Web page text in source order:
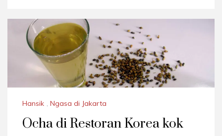
Hansik , Ngasa di Jakarta
Ocha di Restoran Korea kok